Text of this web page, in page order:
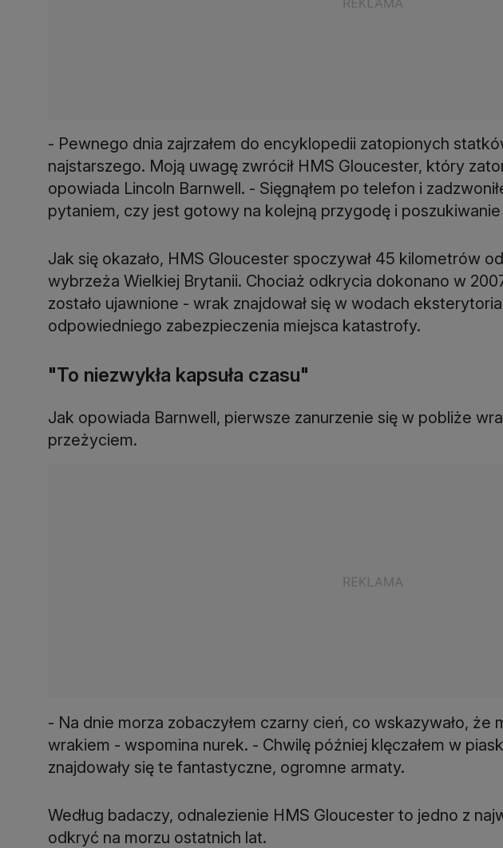
- Pewnego dnia zajrzałem do encyklopedii zatopionych
najstarszego. Moją uwagę zwrócił HMS Gloucester, który
opowiada Lincoln Barnwell. - Sięgnąłem po telefon i
pytaniem, czy jest gotowy na kolejną przygodę i
Jak się okazało, HMS Gloucester spoczywał 45 kilometrów
wybrzeża Wielkiej Brytanii. Chociaż odkrycia dokonano w
zostało ujawnione - wrak znajdował się w wodach
odpowiedniego zabezpieczenia miejsca katastrofy.
"To niezwykła kapsuła czasu"
Jak opowiada Barnwell, pierwsze zanurzenie się w pobliże
przeżyciem.
- Na dnie morza zobaczyłem czarny cień, co wskazywało, że
wrakiem - wspomina nurek. - Chwilę później klęczałem w
znajdowały się te fantastyczne, ogromne armaty.
Według badaczy, odnalezienie HMS Gloucester to jedno z
odkryć na morzu ostatnich lat.